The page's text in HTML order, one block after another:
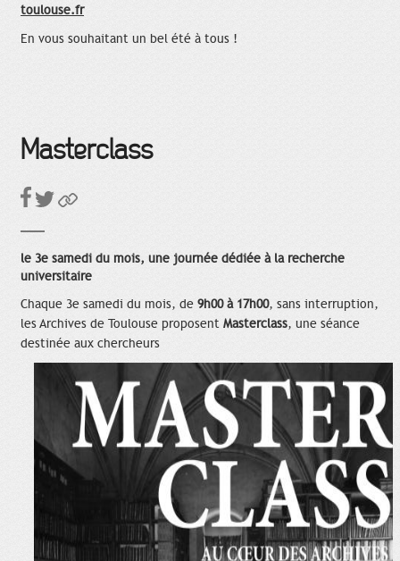
toulouse.fr
En vous souhaitant un bel été à tous !
Masterclass
le 3e samedi du mois, une journée dédiée à la recherche
universitaire
Chaque 3e samedi du mois, de 9h00 à 17h00, sans interruption,
les Archives de Toulouse proposent Masterclass, une séance
destinée aux chercheurs